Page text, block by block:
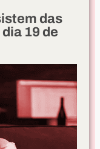
das
19 de